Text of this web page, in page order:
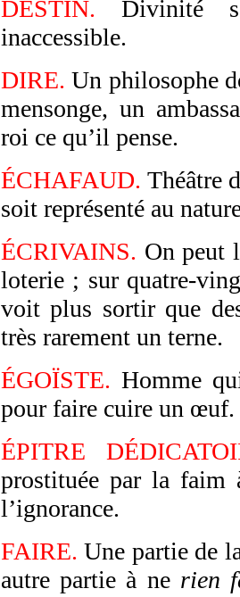
DESTIN.
Divinité
inaccessible.
DIRE.Un philosophe
mensonge, un
roi ce qu’il pense.
ÉCHAFAUD. Théâtre
soit représenté au
ÉCRIVAINS. On peut
loterie ; sur quatre-
voit plus sortir que
très rarement un terne.
ÉGOÏSTE. Homme
pour faire cuire un œuf.
ÉPITRE
prostituée par la faim
l’ignorance.
FAIRE. Une partie de
autre partie à ne rien